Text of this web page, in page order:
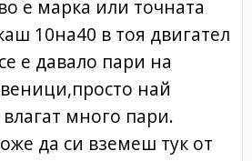
е марка или точната
10на40 в тоя двигател
е давало пари на
най
много пари.
да си вземеш тук от